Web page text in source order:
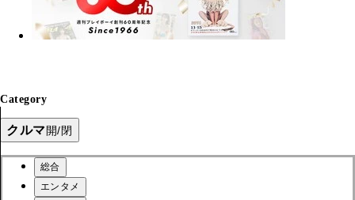
Category
クルマ開/閉
総合
エンタメ